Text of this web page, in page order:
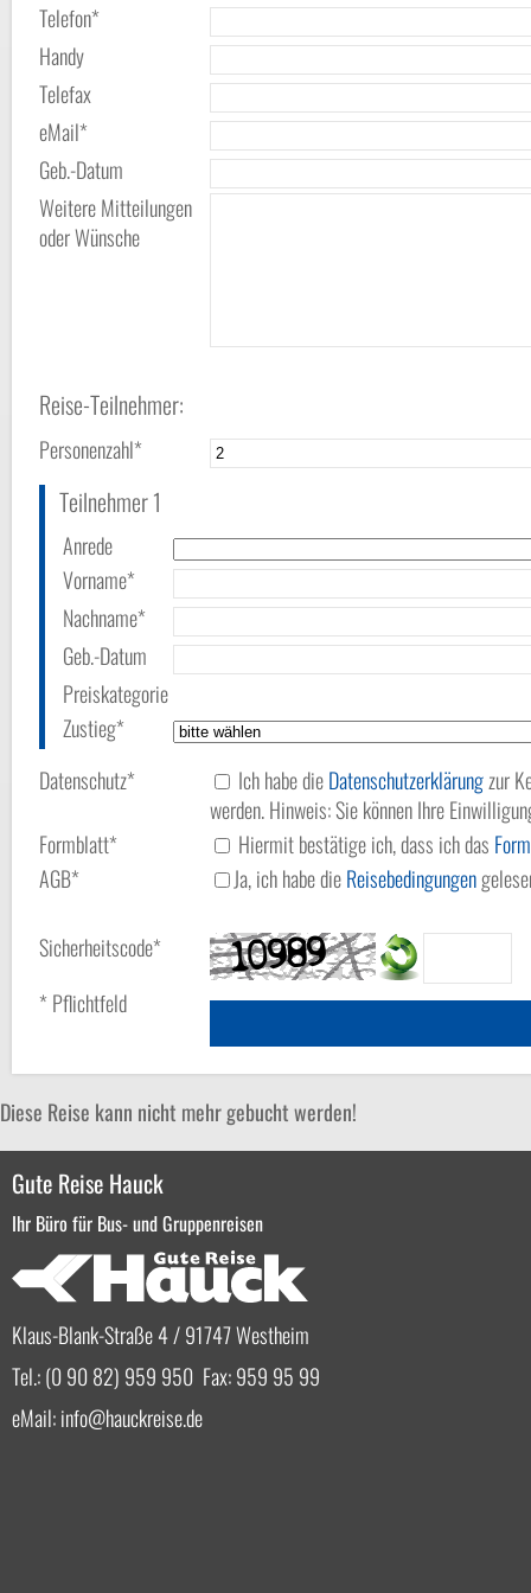
Telefon*
Handy
Telefax
eMail*
Geb.-Datum
Weitere Mitteilungen
oder Wünsche
Reise-Teilnehmer:
Personenzahl*
Teilnehmer 1
Anrede
Vorname*
Nachname*
Geb.-Datum
Preiskategorie
Zustieg*
Datenschutz*
Ich habe dieDatenschutzerklärungzur
werden. Hinweis: Sie können Ihre
Formblatt*
Hiermit bestätige ich, dass ich das
AGB*
Ja, ich habe dieReisebedingungen
Sicherheitscode*
* Pflichtfeld
Diese Reise kann nicht mehr gebucht werden!
Gute Reise Hauck
Ihr Büro für Bus- und Gruppenreisen
Klaus-Blank-Straße 4 / 91747 Westheim
Tel.: (0 90 82) 959 950 Fax: 959 95 99
eMail:info hauckreise.de